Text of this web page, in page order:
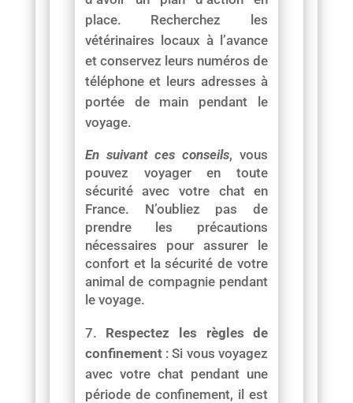
place. Recherchez les
vétérinaires locaux à l’avance
et conservez leurs numéros de
téléphone et leurs adresses à
portée de main pendant le
voyage.
En suivant ces conseils, vous
pouvez voyager en toute
sécurité avec votre chat en
France. N’oubliez pas de
prendre les précautions
nécessaires pour assurer le
confort et la sécurité de votre
animal de compagnie pendant
le voyage.
Respectez les règles de
confinement: Si vous voyagez
avec votre chat pendant une
période de confinement, il est